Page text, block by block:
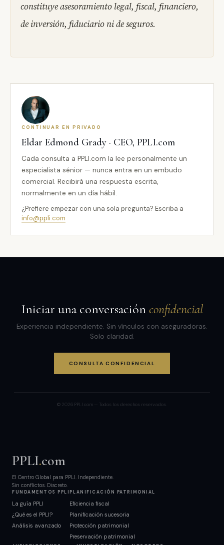
constituye asesoramiento legal, fiscal, financiero,
de inversión, fiduciario ni de seguros.
CONTINUAR EN PRIVADO
Eldar Edmond Grady · CEO, PPLI.com
Cada consulta a PPLI.com la lee personalmente un
especialista sénior — nunca entra en un embudo
comercial. Recibirá una respuesta escrita,
normalmente en un día hábil.
¿Prefiere empezar con una sola pregunta? Escriba a
info@ppli.com
Iniciar una conversaciónconfidencial
Experiencia independiente. Sin vínculos con aseguradoras.
Solo claridad.
CONSULTA CONFIDENCIAL
© 2026 PPLI.com — Todos los derechos reservados.
PPLI.com
El Centro Global para PPLI. Independiente.
Sin conflictos. Discreto.
FUNDAMENTOS PPLI
La guía PPLI
¿Qué es el PPLI?
Análisis avanzado
PLANIFICACIÓN PATRIMONIAL
Eficiencia fiscal
Planificación sucesoria
Protección patrimonial
Preservación patrimonial